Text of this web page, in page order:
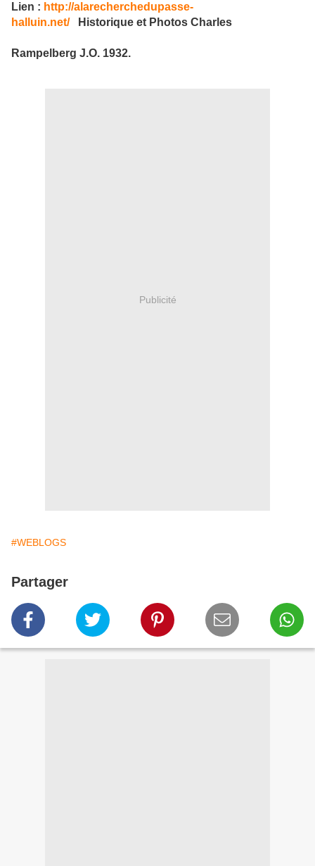
Lien : http://alarecherchedupasse-
halluin.net/Historique et Photos Charles
Rampelberg J.O. 1932.
Publicité
#WEBLOGS
Partager